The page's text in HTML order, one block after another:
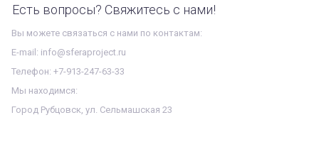
Есть вопросы? Свяжитесь с нами!
Вы можете связаться с нами по контактам:
E-mail: info@sferaproject.ru
Телефон: +7-913-247-63-33
Мы находимся:
Город Рубцовск, ул. Сельмашская 23